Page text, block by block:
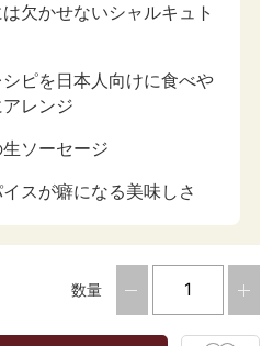
欠かせないシャルキュト
ピを日本人向けに食べや
レンジ
ソーセージ
スが癖になる美味しさ
数量